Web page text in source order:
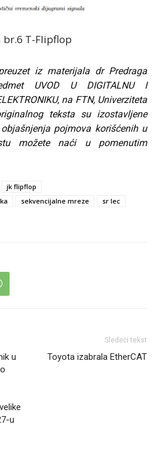
br.6 T-Flipflop
iz materijala dr Predraga
UVOD U DIGITALNU I
na FTN, Univerziteta
teksta su izostavljene
pojmova korišćenih u
možete naći u pomenutim
jk flipflop
sekvencijalne mreze
sr lec
u
u
Sledeći tekst
Toyota izabrala EtherCAT